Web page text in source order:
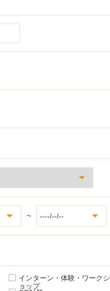
~
インターン・体験・ワークシ
ョップ